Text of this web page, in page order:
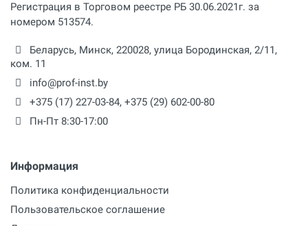
Регистрация в Торговом реестре РБ 30.06.2021г. за
номером 513574.
Беларусь, Минск, 220028, улица Бородинская, 2/11,
ком. 11
info@prof-inst.by
+375 (17) 227-03-84, +375 (29) 602-00-80
Пн-Пт 8:30-17:00
Информация
Политика конфиденциальности
Пользовательское соглашение